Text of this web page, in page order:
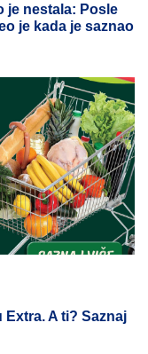
je nestala: Posle
je kada je saznao
A ti? Saznaj